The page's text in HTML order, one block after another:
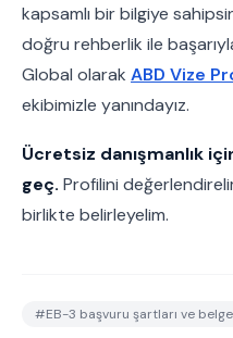
kapsamlı bir bilgiye
doğru rehberlik ile
Global olarak ABD Vize
ekibimizle yanındayız.
Ücretsiz danışmanlık
geç. Profilini
birlikte belirleyelim.
#EB-3 başvuru şartları ve